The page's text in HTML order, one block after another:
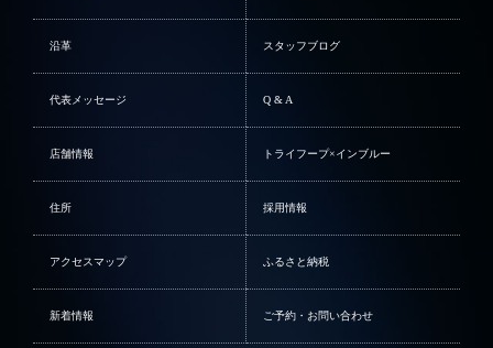
沿革 スタッフブログ
代表メッセージ Q & A
店舗情報 トライフープ×インブルー
住所 採用情報
アクセスマップ ふるさと納税
新着情報 ご予約・お問い合わせ